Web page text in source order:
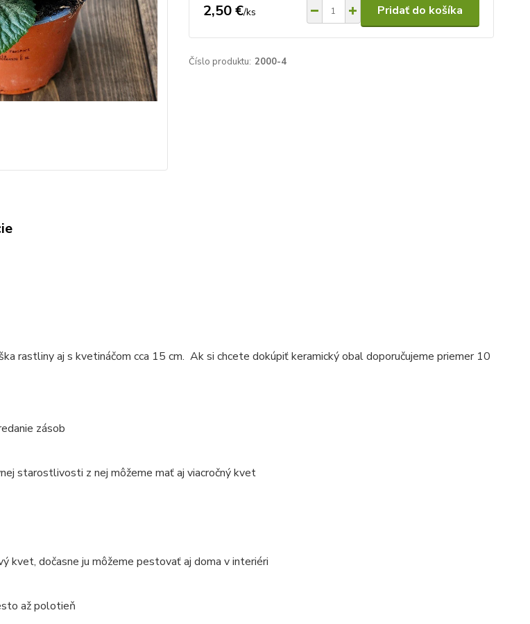
2,50 €/ks Pridať do košíka
Číslo produktu: 2000-4
rastliny aj s kvetináčom cca 15 cm. Ak si chcete dokúpiť keramický obal doporučujeme priemer 10
- alebo do vypredanie zásob
starostlivosti z nej môžeme mať aj viacročný kvet
kvet, dočasne ju môžeme pestovať aj doma v interiéri
až polotieň